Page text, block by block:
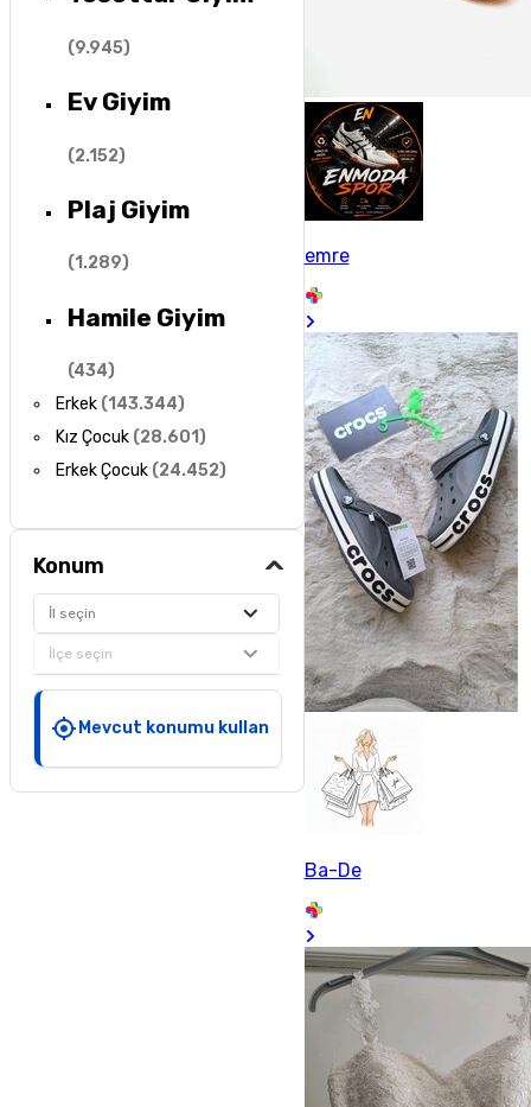
(9.945)
Ev Giyim
(2.152)
Plaj Giyim
(1.289)
Hamile Giyim
(434)
Erkek (143.344)
Kız Çocuk (28.601)
Erkek Çocuk (24.452)
Konum
İl seçin
İlçe seçin
Mevcut konumu kullan
emre
Ba-De